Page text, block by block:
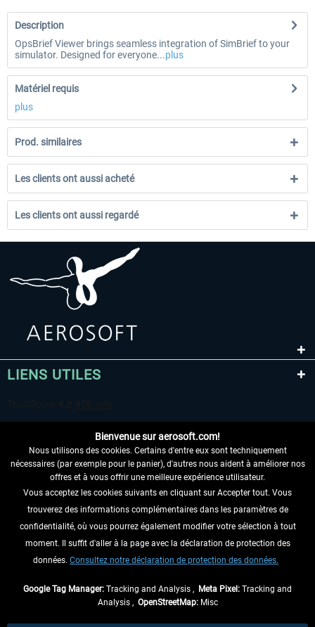
Description
OpsBrief Viewer brings seamless integration of SimBrief to your
simulator. Designed for everyone...plus
Matériel requis
plus
Prod. similaires
Les clients ont aussi acheté
Les clients ont aussi regardé
LIENS UTILES
RENONCER AU CONTRAT ICI
INFORMATIONS
NE MANQUEZ PAS LES DERNIÈRES
Bienvenue sur aerosoft.com!
Nous utilisons des cookies. Certains d'entre eux sont techniquement
nécessaires (par exemple pour le panier), d'autres nous aident à améliorer nos
offres et à vous offrir une meilleure expérience utilisateur.
Vous acceptez les cookies suivants en cliquant sur Accepter tout. Vous
trouverez des informations complémentaires dans les paramètres de
confidentialité, où vous pourrez également modifier votre sélection à tout
moment. Il suffit d'aller à la page avec la déclaration de protection des
données. Consultez notre déclaration de protection des données.
Google Tag Manager: Tracking and Analysis , Meta Pixel: Tracking and
Analysis , OpenStreetMap:Misc